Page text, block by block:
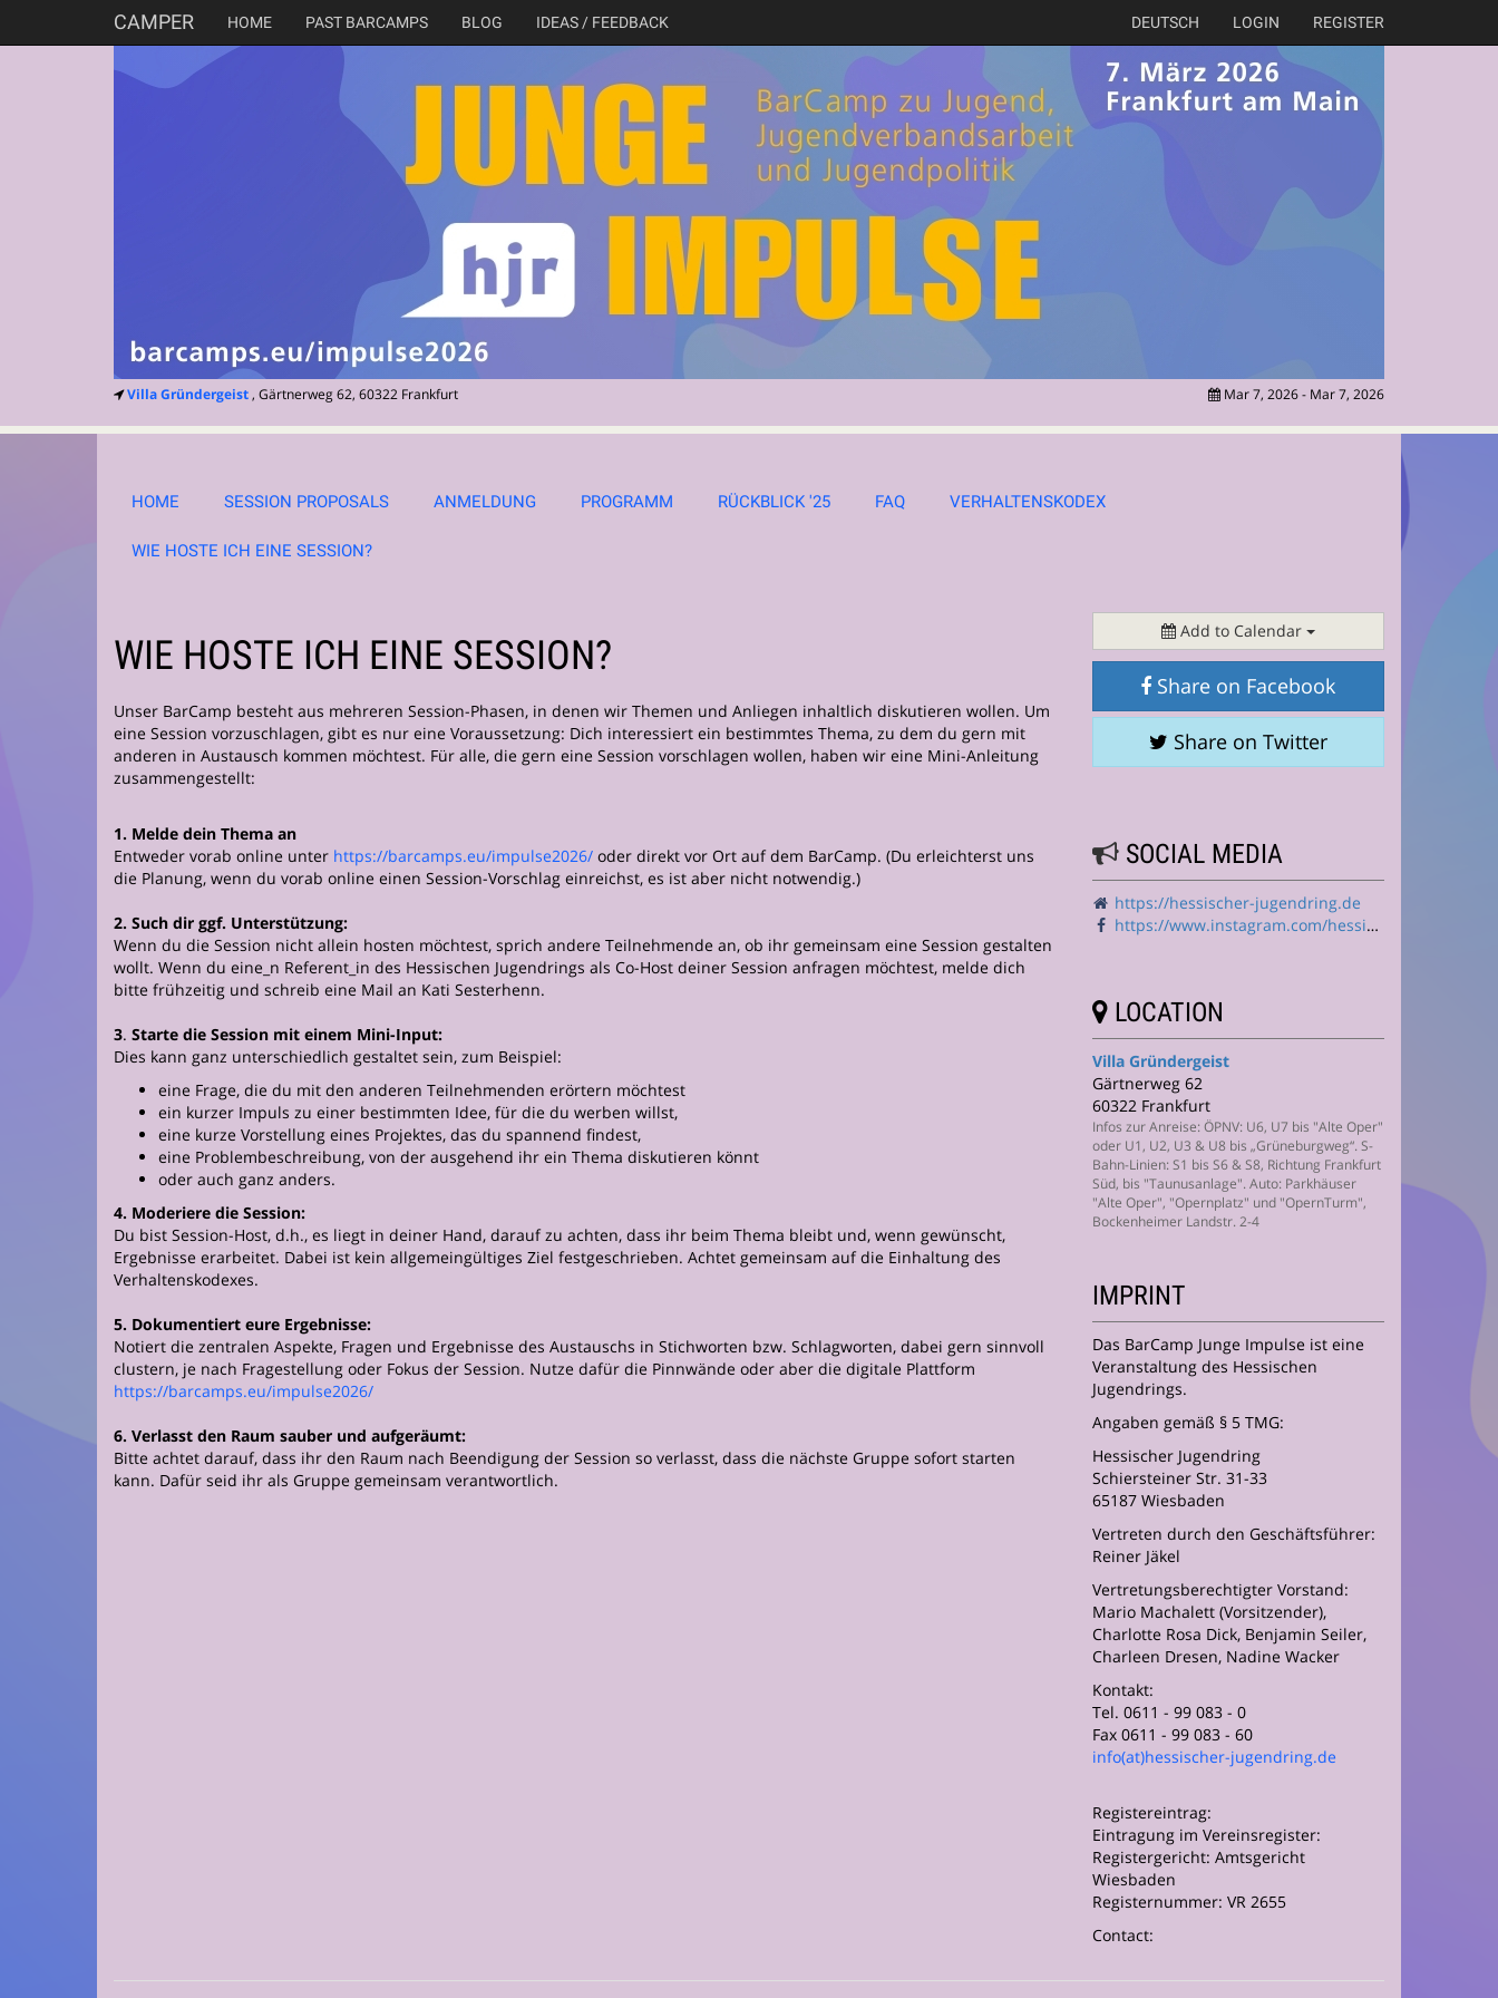
CAMPER HOME PAST BARCAMPS BLOG IDEAS / FEEDBACK DEUTSCH LOGIN REGISTER
Villa Gründergeist, Gärtnerweg 62, 60322 Frankfurt Mar 7, 2026 - Mar 7, 2026
HOME SESSION PROPOSALS ANMELDUNG PROGRAMM RÜCKBLICK '25 FAQ VERHALTENSKODEX
WIE HOSTE ICH EINE SESSION?
WIE HOSTE ICH EINE SESSION?
Unser BarCamp besteht aus mehreren Session-Phasen, in denen wir Themen und Anliegen inhaltlich diskutieren wollen. Um
eine Session vorzuschlagen, gibt es nur eine Voraussetzung: Dich interessiert ein bestimmtes Thema, zu dem du gern mit
anderen in Austausch kommen möchtest. Für alle, die gern eine Session vorschlagen wollen, haben wir eine Mini-Anleitung
zusammengestellt:
1. Melde dein Thema an
Entweder vorab online unter https://barcamps.eu/impulse2026/ oder direkt vor Ort auf dem BarCamp. (Du erleichterst uns
die Planung, wenn du vorab online einen Session-Vorschlag einreichst, es ist aber nicht notwendig.)
2. Such dir ggf. Unterstützung:
Wenn du die Session nicht allein hosten möchtest, sprich andere Teilnehmende an, ob ihr gemeinsam eine Session gestalten
wollt. Wenn du eine_n Referent_in des Hessischen Jugendrings als Co-Host deiner Session anfragen möchtest, melde dich
bitte frühzeitig und schreib eine Mail an Kati Sesterhenn.
3. Starte die Session mit einem Mini-Input:
Dies kann ganz unterschiedlich gestaltet sein, zum Beispiel:
eine Frage, die du mit den anderen Teilnehmenden erörtern möchtest
ein kurzer Impuls zu einer bestimmten Idee, für die du werben willst,
eine kurze Vorstellung eines Projektes, das du spannend findest,
eine Problembeschreibung, von der ausgehend ihr ein Thema diskutieren könnt
oder auch ganz anders.
4. Moderiere die Session:
Du bist Session-Host, d.h., es liegt in deiner Hand, darauf zu achten, dass ihr beim Thema bleibt und, wenn gewünscht,
Ergebnisse erarbeitet. Dabei ist kein allgemeingültiges Ziel festgeschrieben. Achtet gemeinsam auf die Einhaltung des
Verhaltenskodexes.
5. Dokumentiert eure Ergebnisse:
Notiert die zentralen Aspekte, Fragen und Ergebnisse des Austauschs in Stichworten bzw. Schlagworten, dabei gern sinnvoll
clustern, je nach Fragestellung oder Fokus der Session. Nutze dafür die Pinnwände oder aber die digitale Plattform
https://barcamps.eu/impulse2026/
6. Verlasst den Raum sauber und aufgeräumt:
Bitte achtet darauf, dass ihr den Raum nach Beendigung der Session so verlasst, dass die nächste Gruppe sofort starten
kann. Dafür seid ihr als Gruppe gemeinsam verantwortlich.
Add to Calendar
Share on Facebook
Share on Twitter
SOCIAL MEDIA
https://hessischer-jugendring.de
https://www.instagram.com/hessischer.jugendring/
LOCATION
Villa Gründergeist
Gärtnerweg 62
60322 Frankfurt
Infos zur Anreise: ÖPNV: U6, U7 bis "Alte Oper"
oder U1, U2, U3 & U8 bis „Grüneburgweg“. S-
Bahn-Linien: S1 bis S6 & S8, Richtung Frankfurt
Süd, bis "Taunusanlage". Auto: Parkhäuser
"Alte Oper", "Opernplatz" und "OpernTurm",
Bockenheimer Landstr. 2-4
IMPRINT
Das BarCamp Junge Impulse ist eine
Veranstaltung des Hessischen
Jugendrings.
Angaben gemäß § 5 TMG:
Hessischer Jugendring
Schiersteiner Str. 31-33
65187 Wiesbaden
Vertreten durch den Geschäftsführer:
Reiner Jäkel
Vertretungsberechtigter Vorstand:
Mario Machalett (Vorsitzender),
Charlotte Rosa Dick, Benjamin Seiler,
Charleen Dresen, Nadine Wacker
Kontakt:
Tel. 0611 - 99 083 - 0
Fax 0611 - 99 083 - 60
info(at)hessischer-jugendring.de
Registereintrag:
Eintragung im Vereinsregister:
Registergericht: Amtsgericht
Wiesbaden
Registernummer: VR 2655
Contact: